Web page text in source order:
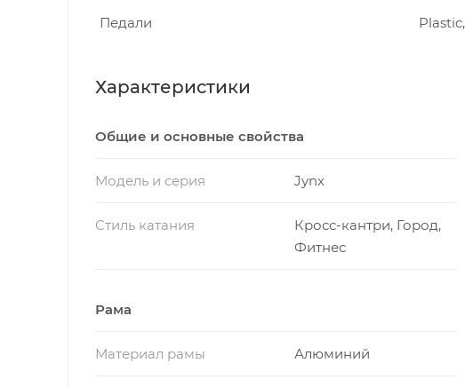
Педали
Характеристики
Общие и основные свойства
Модель и серия Jynx
Стиль катания
Кросс-кантри, Город,
Фитнес
Рама
Материал рамы Алюминий